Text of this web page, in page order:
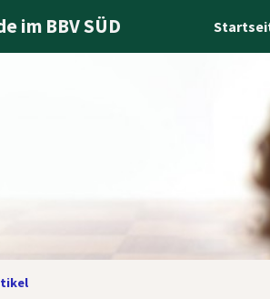
im BBV SÜD